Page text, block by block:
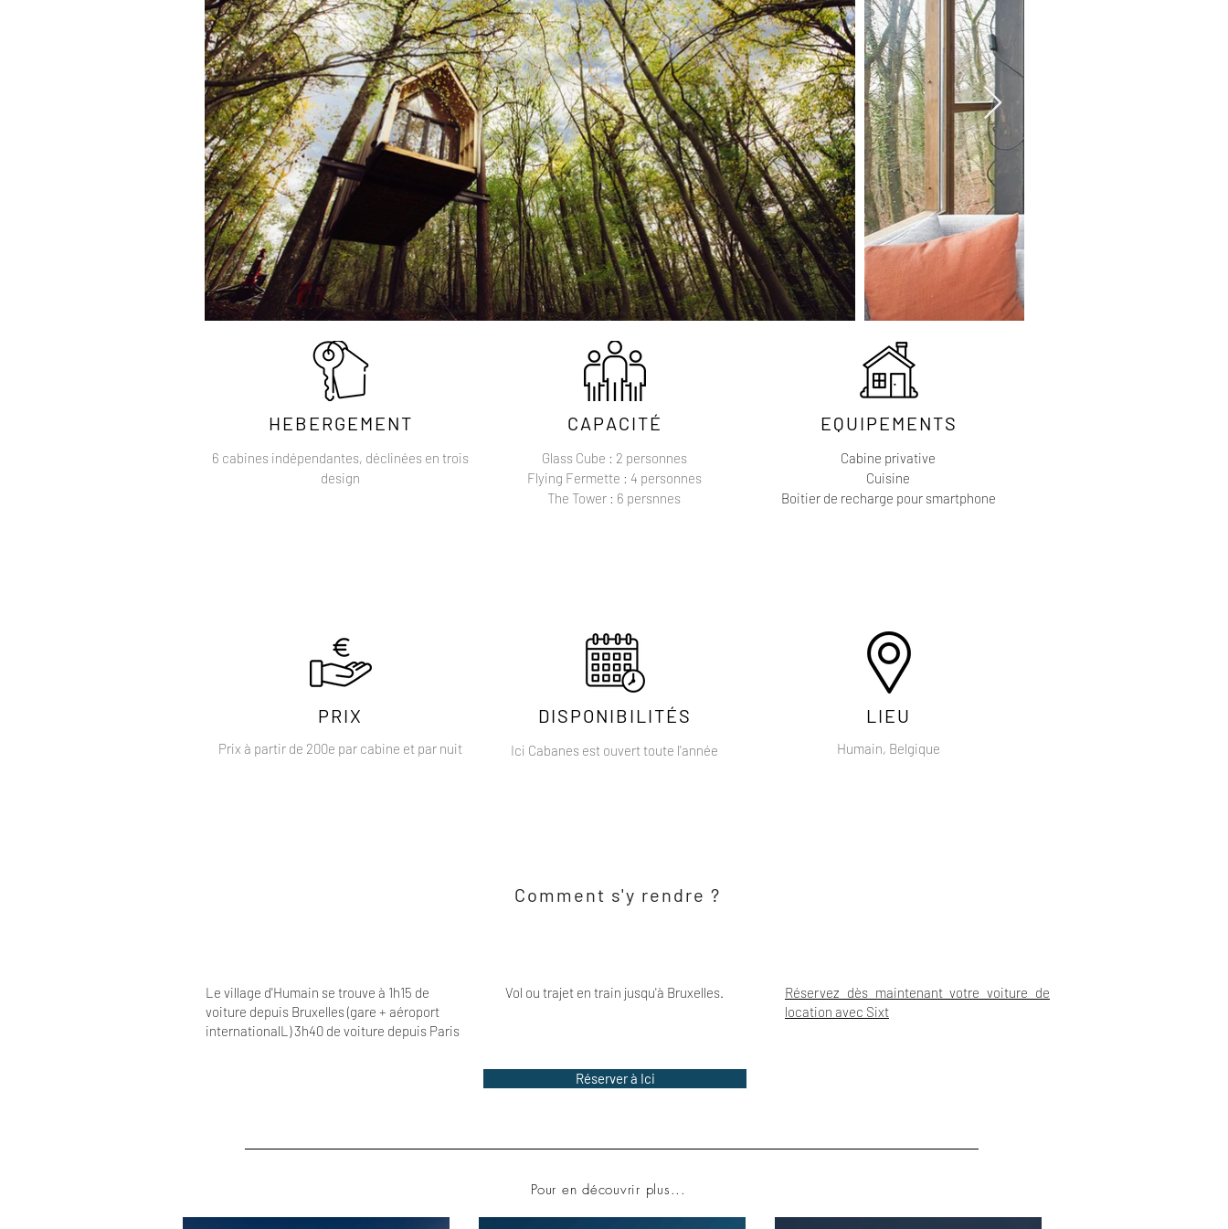
HEBERGEMENT
6 cabines indépendantes, déclinées en trois
design
PRIX
Prix à partir de 200e par cabine et par nuit
CAPACITÉ
Glass Cube : 2 personnes
Flying Fermette : 4 personnes
The Tower : 6 persnnes
DISPONIBILITÉS
Ici Cabanes est ouvert toute l'année
EQUIPEMENTS
Cabine privative
Cuisine
Boitier de recharge pour smartphone
LIEU
Humain, Belgique
Comment s'y rendre ?
Réserver à Ici
Le village d'Humain se trouve à 1h15 de
voiture depuis Bruxelles (gare + aéroport
internationalL) 3h40 de voiture depuis Paris
Vol ou trajet en train jusqu'à Bruxelles.
Réservez dès maintenant votre voiture de
location avec Sixt
Pour en découvrir plus...